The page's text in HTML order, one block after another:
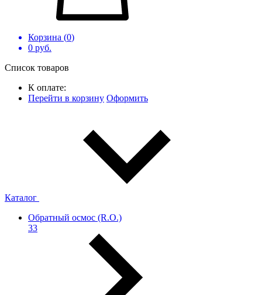
Корзина (0)
0 руб.
Список товаров
К оплате:
Перейти в корзину Оформить
Каталог
Обратный осмос (R.О.)
33